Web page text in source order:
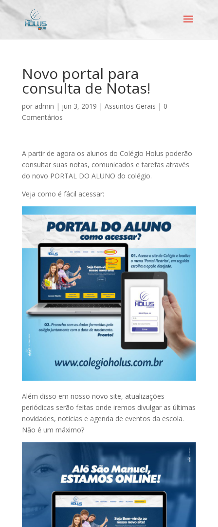
Novo portal para
consulta de Notas!
por admin | jun 3, 2019 | Assuntos Gerais | 0
Comentários
A partir de agora os alunos do Colégio Holus poderão
consultar suas notas, comunicados e tarefas através
do novo PORTAL DO ALUNO do colégio.
Veja como é fácil acessar:
Além disso em nosso novo site, atualizações
periódicas serão feitas onde iremos divulgar as últimas
novidades, noticias e agenda de eventos da escola.
Não é um máximo?